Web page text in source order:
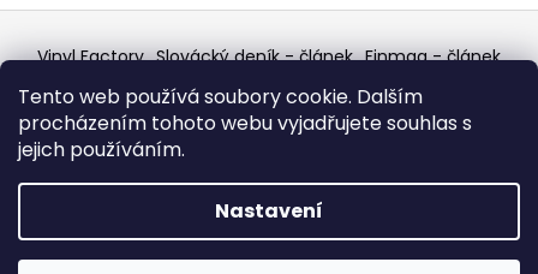
Tento web používá soubory cookie. Dalším
procházením tohoto webu vyjadřujete souhlas s
jejich používáním.
Nastavení
Z
á Vinyl Factory Slovácký deník - článek Finmag - článek
Discogs Profile Facebook výběr z hroznů
Top prodejce mincí Aukro
Vytvořil Shoptet
Copyright 2026W Records - osvědčený prodejce
bazarových LP, MC, CD, komiksů atd.. Všechna práva